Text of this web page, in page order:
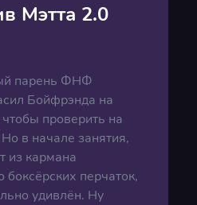
Мэтта 2.0
парень ФНФ
Бойфрэнда на
проверить на
в начале занятия,
из кармана
перчаток,
удивлён. Ну